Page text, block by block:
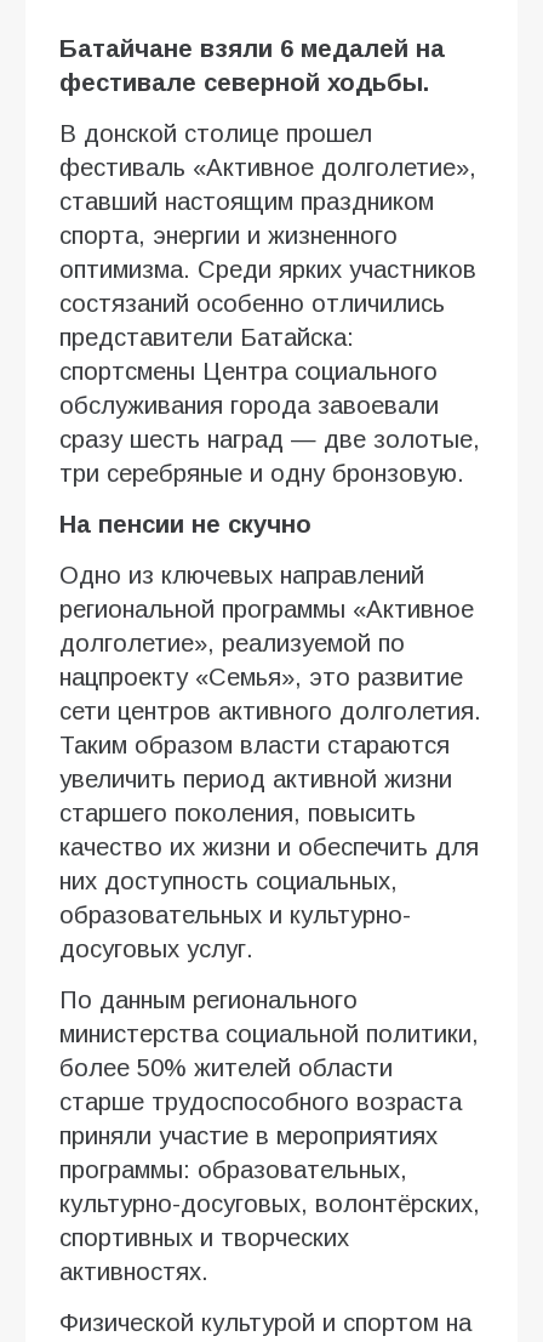
Батайчане взяли 6 медалей на
фестивале северной ходьбы.
В донской столице прошел
фестиваль «Активное долголетие»,
ставший настоящим праздником
спорта, энергии и жизненного
оптимизма. Среди ярких участников
состязаний особенно отличились
представители Батайска:
спортсмены Центра социального
обслуживания города завоевали
сразу шесть наград — две золотые,
три серебряные и одну бронзовую.
На пенсии не скучно
Одно из ключевых направлений
региональной программы «Активное
долголетие», реализуемой по
нацпроекту «Семья», это развитие
сети центров активного долголетия.
Таким образом власти стараются
увеличить период активной жизни
старшего поколения, повысить
качество их жизни и обеспечить для
них доступность социальных,
образовательных и культурно-
досуговых услуг.
По данным регионального
министерства социальной политики,
более 50% жителей области
старше трудоспособного возраста
приняли участие в мероприятиях
программы: образовательных,
культурно-досуговых, волонтёрских,
спортивных и творческих
активностях.
Физической культурой и спортом на